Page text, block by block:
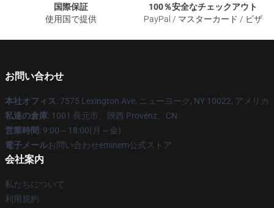
国際保証
使用国で提供
100％安全なチェックアウト
PayPal / マスターカード / ビザ
お問い合わせ
本社オフィス: 7575 Lexington Ave, ニューヨーク, NY 10022, アメリカ
私達の倉庫: 1001 長元市、陝西 Provënz、CN
営業時間: 9:00～18:00(月～金)
電子メールお問い合わせeminem公式ストア
会社案内
私たちについて
利用規約